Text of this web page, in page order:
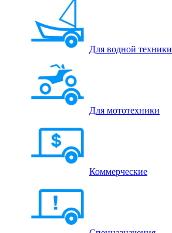
Для водной техники
Для мототехники
Коммерческие